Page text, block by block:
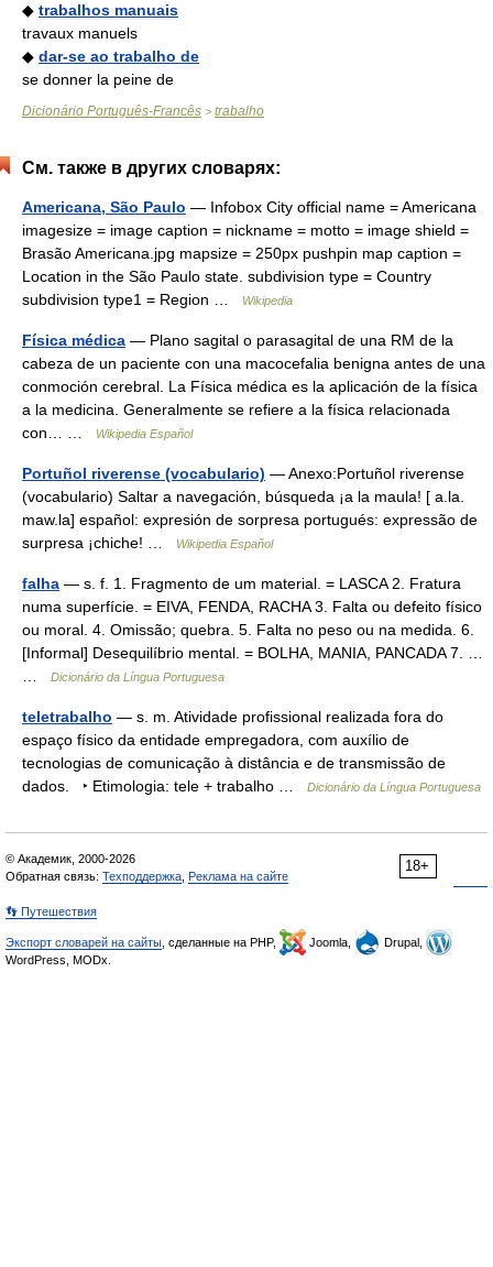
◆ trabalhos manuais
travaux manuels
◆ dar-se ao trabalho de
se donner la peine de
Dicionário Português-Francês > trabalho
См. также в других словарях:
Americana, São Paulo — Infobox City official name = Americana
imagesize = image caption = nickname = motto = image shield =
Brasão Americana.jpg mapsize = 250px pushpin map caption =
Location in the São Paulo state. subdivision type = Country
subdivision type1 = Region …
Wikipedia
Física médica — Plano sagital o parasagital de una RM de la
cabeza de un paciente con una macocefalia benigna antes de una
conmoción cerebral. La Física médica es la aplicación de la física
a la medicina. Generalmente se refiere a la física relacionada
con… …
Wikipedia Español
Portuñol riverense (vocabulario) — Anexo:Portuñol riverense
(vocabulario) Saltar a navegación, búsqueda ¡a la maula! [ a.la.
maw.la] español: expresión de sorpresa portugués: expressão de
surpresa ¡chiche! …
Wikipedia Español
falha — s. f. 1. Fragmento de um material. = LASCA 2. Fratura
numa superfície. = EIVA, FENDA, RACHA 3. Falta ou defeito físico
ou moral. 4. Omissão; quebra. 5. Falta no peso ou na medida. 6.
[Informal] Desequilíbrio mental. = BOLHA, MANIA, PANCADA 7. …
Dicionário da Língua Portuguesa
teletrabalho — s. m. Atividade profissional realizada fora do
espaço físico da entidade empregadora, com auxílio de
tecnologias de comunicação à distância e de transmissão de
dados. ‣ Etimologia: tele + trabalho …
Dicionário da Língua Portuguesa
18+
© Академик, 2000-2026
Обратная связь: Техподдержка Реклама на сайте
👣 Путешествия
Экспорт словарей на сайты , сделанные на PHP, Joomla,
Drupal,
WordPress, MODx.